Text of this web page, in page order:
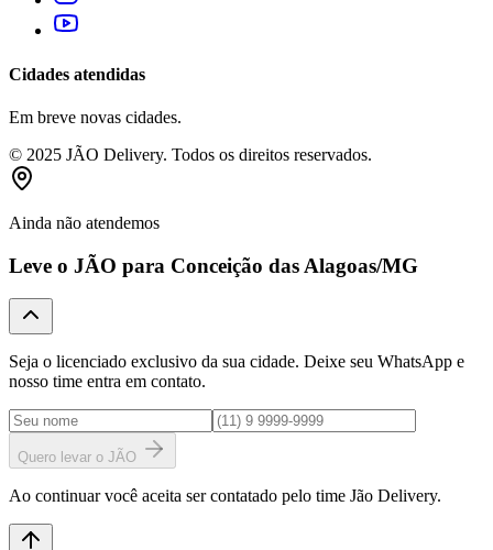
Cidades atendidas
Em breve novas cidades.
© 2025 JÃO Delivery. Todos os direitos reservados.
Ainda não atendemos
Leve o JÃO para Conceição das Alagoas/MG
Seja o licenciado exclusivo da sua cidade. Deixe seu WhatsApp e
nosso time entra em contato.
Quero levar o JÃO
Ao continuar você aceita ser contatado pelo time Jão Delivery.